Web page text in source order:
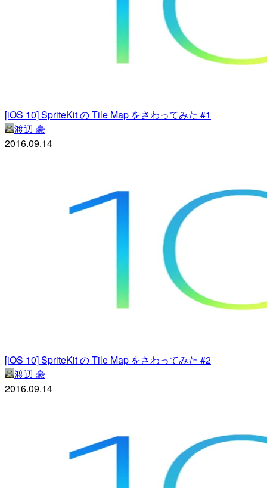
[iOS 10] SpriteKit の Tile Map をさわってみた #1
渡辺 豪
2016.09.14
[iOS 10] SpriteKit の Tile Map をさわってみた #2
渡辺 豪
2016.09.14